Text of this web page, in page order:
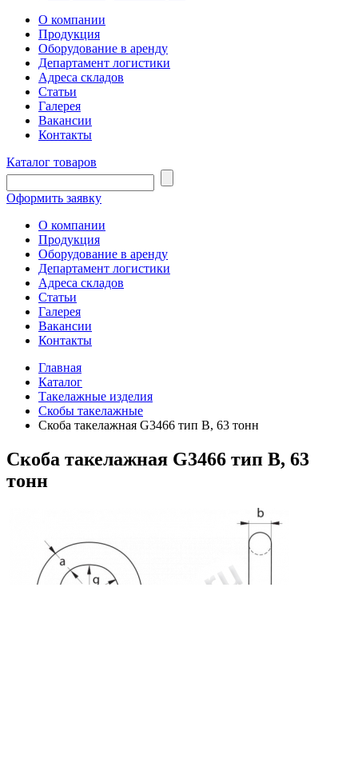
О компании
Продукция
Оборудование в аренду
Департамент логистики
Адреса складов
Статьи
Галерея
Вакансии
Контакты
Каталог товаров
Оформить заявку
О компании
Продукция
Оборудование в аренду
Департамент логистики
Адреса складов
Статьи
Галерея
Вакансии
Контакты
Главная
Каталог
Такелажные изделия
Скобы такелажные
Скоба такелажная G3466 тип B, 63 тонн
Скоба такелажная G3466 тип B, 63
тонн